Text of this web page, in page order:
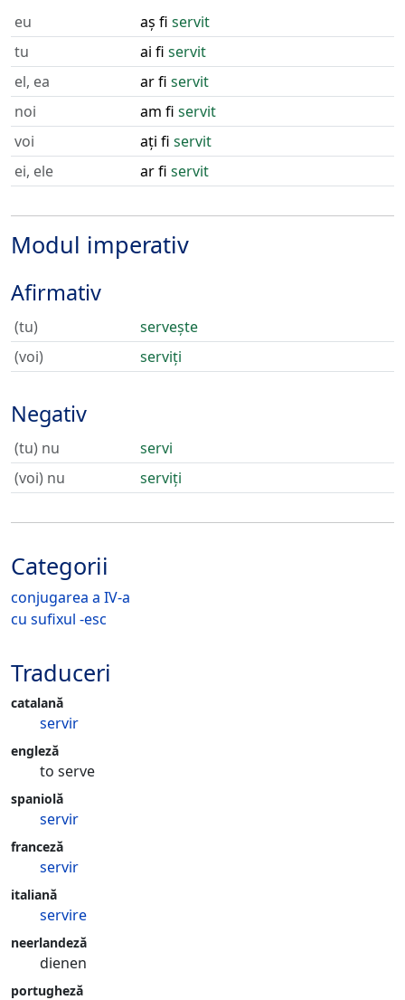
eu aș fi servit
tu
ai fi servit
el, ea
ar fi servit
noi
am fi servit
voi
ați fi servit
ei, ele
ar fi servit
Modul imperativ
Afirmativ
(tu)
servește
(voi)
serviți
Negativ
(tu) nu
servi
(voi) nu
serviți
Categorii
conjugarea a IV-a
cu sufixul -esc
Traduceri
catalană
servir
engleză
to serve
spaniolă
servir
franceză
servir
italiană
servire
neerlandeză
dienen
portugheză